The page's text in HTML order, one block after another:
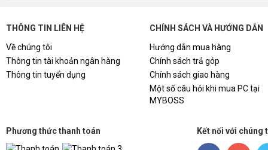
THÔNG TIN LIÊN HỆ
Về chúng tôi
Thông tin tài khoản ngân hàng
Thông tin tuyển dụng
CHÍNH SÁCH VÀ HƯỚNG DẪN
Hướng dẫn mua hàng
Chính sách trả góp
Chính sách giao hàng
Một số câu hỏi khi mua PC tại
MYBOSS
Phương thức thanh toán Kết nối với chúng